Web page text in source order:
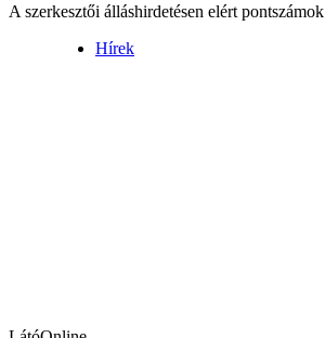
A szerkesztői álláshirdetésen elért pontszámok
Hírek